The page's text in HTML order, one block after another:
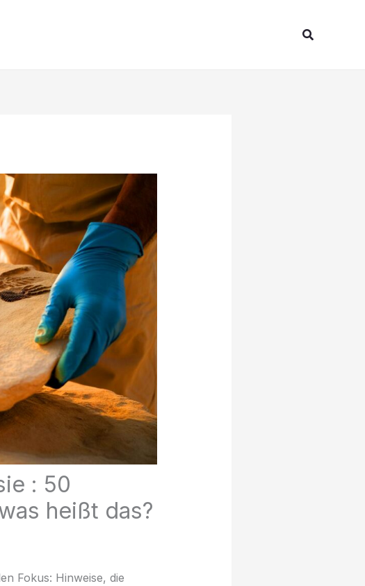
Search
: 50
heißt das?
Fokus: Hinweise, die